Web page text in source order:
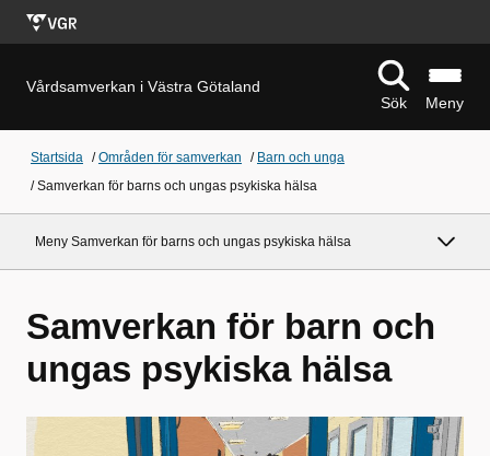
Vårdsamverkan i Västra Götaland
Sök
Meny
Startsida /Områden för samverkan / Barn och unga
/Samverkan för barns och ungas psykiska hälsa
Meny Samverkan för barns och ungas psykiska hälsa
Samverkan för barn och
ungas psykiska hälsa